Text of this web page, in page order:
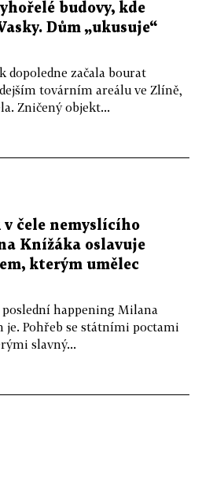
budovy, kde
Dům „ukusuje“
dopoledne začala bourat
továrním areálu ve Zlíně,
Zničený objekt...
čele nemyslícího
Knížáka oslavuje
kterým umělec
happening Milana
je. Pohřeb se státními poctami
slavný...